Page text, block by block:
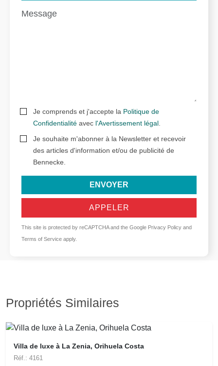
Je comprends et j'accepte la Politique de
Confidentialité avec l'Avertissement légal
Je souhaite m'abonner à la Newsletter et recevoir
des articles d'information et/ou de publicité de
Bennecke.
ENVOYER
APPELER
This site is protected by reCAPTCHA and the Google Privacy Policy and
Terms of Service apply.
Propriétés Similaires
Villa de luxe à La Zenia, Orihuela Costa
Réf.: 4161